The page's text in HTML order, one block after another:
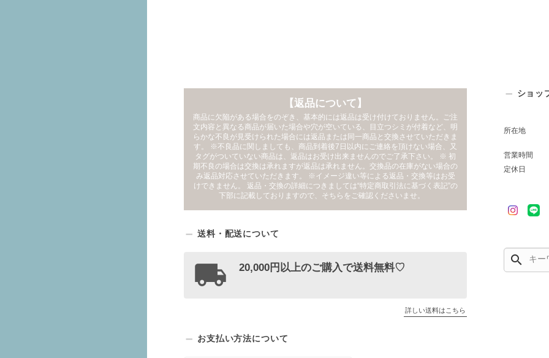
【返品について】
商品に欠陥がある場合をのぞき、基本的には返品は受け付けておりません。ご注
文内容と異なる商品が届いた場合や穴が空いている、目立つシミが付着など、明
らかな不良が見受けられた場合には返品または同一商品と交換させていただきま
す。 ※不良品に関しましても、商品到着後7日以内にご連絡を頂けない場合、又
タグがついていない商品は、返品はお受け出来ませんのでご了承下さい。 ※ 初
期不良の場合は交換は承れますが返品は承れません。交換品の在庫がない場合の
み返品対応させていただきます。 ※イメージ違い等による返品・交換等はお受
けできません。 返品・交換の詳細につきましては“特定商取引法に基づく表記”の
下部に記載しておりますので、そちらをご確認くださいませ。
送料・配送について
20,000円以上のご購入で送料無料♡
詳しい送料はこちら
お支払い方法について
ショッ
所在地
営業時間
定休日
search